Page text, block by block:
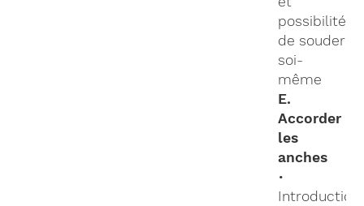
possibilité
de souder
soi-
même
E.
Accorder
les
anches
•
Introduction: